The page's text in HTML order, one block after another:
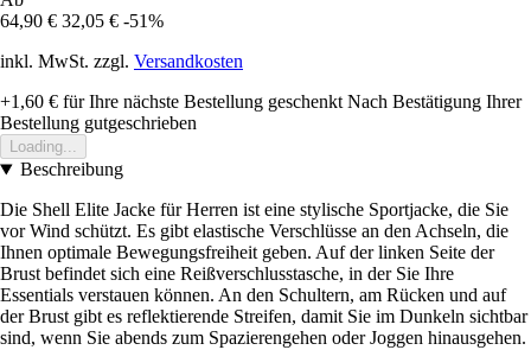
64,90 € 32,05 € -51%
inkl. MwSt. zzgl. Versandkosten
+1,60 € für Ihre nächste Bestellung geschenkt Nach Bestätigung Ihrer
Bestellung gutgeschrieben
Loading...
Beschreibung
Die Shell Elite Jacke für Herren ist eine stylische Sportjacke, die Sie
vor Wind schützt. Es gibt elastische Verschlüsse an den Achseln, die
Ihnen optimale Bewegungsfreiheit geben. Auf der linken Seite der
Brust befindet sich eine Reißverschlusstasche, in der Sie Ihre
Essentials verstauen können. An den Schultern, am Rücken und auf
der Brust gibt es reflektierende Streifen, damit Sie im Dunkeln sichtbar
sind, wenn Sie abends zum Spazierengehen oder Joggen hinausgehen.